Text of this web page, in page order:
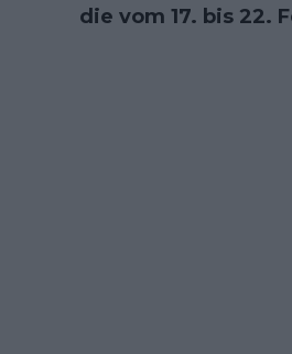
die vom 17. bis 22.